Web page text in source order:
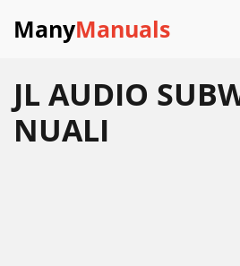
ManyManuals
JL AUDIO
NUALI